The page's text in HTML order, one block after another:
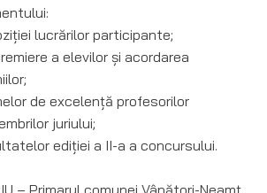
lucrărilor participante;
a elevilor și acordarea
de excelență profesorilor
juriului;
ediției a II-a a concursului.
– Primarul comunei Vânători-Neamț,